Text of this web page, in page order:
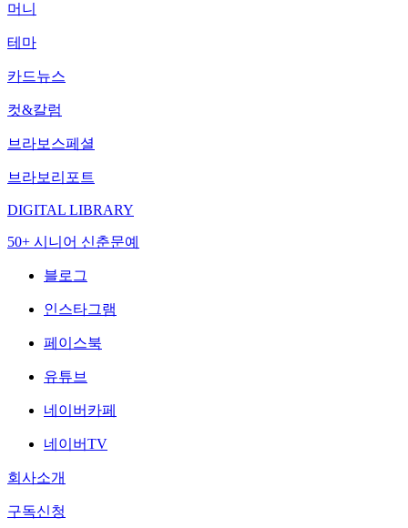
머니
테마
카드뉴스
컷&칼럼
브라보스페셜
브라보리포트
DIGITAL LIBRARY
50+ 시니어 신춘문예
블로그
인스타그램
페이스북
유튜브
네이버카페
네이버TV
회사소개
구독신청